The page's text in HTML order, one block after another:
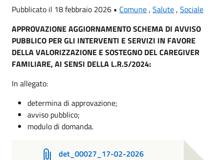
Pubblicato il 18 febbraio 2026 • Comune, Salute, Sociale
APPROVAZIONE AGGIORNAMENTO SCHEMA DI AVVISO
PUBBLICO PER GLI INTERVENTI E SERVIZI IN FAVORE
DELLA VALORIZZAZIONE E SOSTEGNO DEL CAREGIVER
FAMILIARE, AI SENSI DELLA L.R.5/2024:
In allegato:
determina di approvazione;
avviso pubblico;
modulo di domanda.
det_00027_17-02-2026